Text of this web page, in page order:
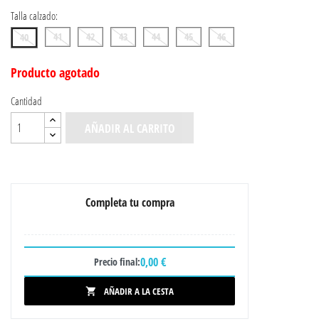
Talla calzado:
40 41 42 43 44 45 46
Producto agotado
Cantidad
AÑADIR AL CARRITO
Completa tu compra
Precio final:0,00 €
 AÑADIR A LA CESTA